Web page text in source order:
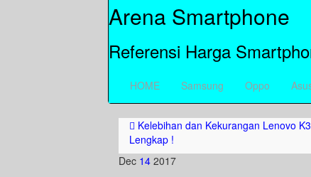
Arena Smartphone
Referensi Harga
HOME Samsung Oppo
Kelebihan dan Kekurangan Lenovo
Lengkap !
Dec 14 2017